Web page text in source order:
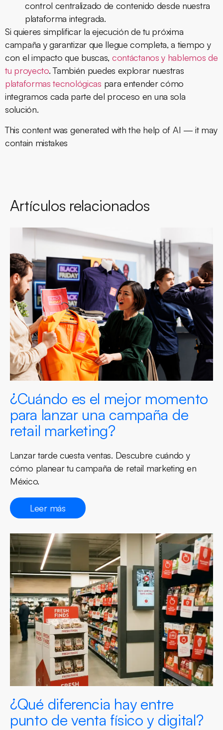
control centralizado de contenido desde nuestra
plataforma integrada.
Si quieres simplificar la ejecución de tu próxima
campaña y garantizar que llegue completa, a tiempo y
con el impacto que buscas, contáctanos y hablemos de
tu proyecto. También puedes explorar nuestras
plataformas tecnológicas para entender cómo
integramos cada parte del proceso en una sola
solución.
This content was generated with the help of AI — it may
contain mistakes
Artículos relacionados
¿Cuándo es el mejor momento
para lanzar una campaña de
retail marketing?
Lanzar tarde cuesta ventas. Descubre cuándo y
cómo planear tu campaña de retail marketing en
México.
Leer más
¿Qué diferencia hay entre
punto de venta físico y digital?